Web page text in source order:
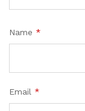
Name *
Email *